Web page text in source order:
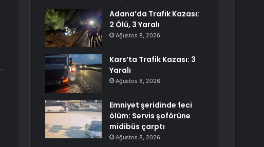
Adana’da Trafik Kazası:
2 Ölü, 3 Yaralı
Ağustos 8, 2026
Kars’ta Trafik Kazası: 3
Yaralı
Ağustos 8, 2026
Emniyet şeridinde feci
ölüm: Servis şoförüne
midibüs çarptı
Ağustos 8, 2026